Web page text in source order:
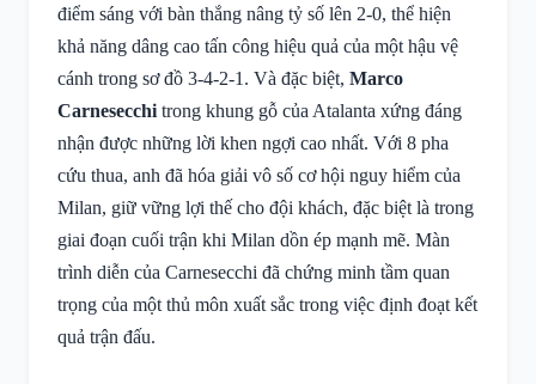
điểm sáng với bàn thắng nâng tỷ số lên 2-0, thể hiện
khả năng dâng cao tấn công hiệu quả của một hậu vệ
cánh trong sơ đồ 3-4-2-1. Và đặc biệt, Marco
Carnesecchi trong khung gỗ của Atalanta xứng đáng
nhận được những lời khen ngợi cao nhất. Với 8 pha
cứu thua, anh đã hóa giải vô số cơ hội nguy hiểm của
Milan, giữ vững lợi thế cho đội khách, đặc biệt là trong
giai đoạn cuối trận khi Milan dồn ép mạnh mẽ. Màn
trình diễn của Carnesecchi đã chứng minh tầm quan
trọng của một thủ môn xuất sắc trong việc định đoạt kết
quả trận đấu.